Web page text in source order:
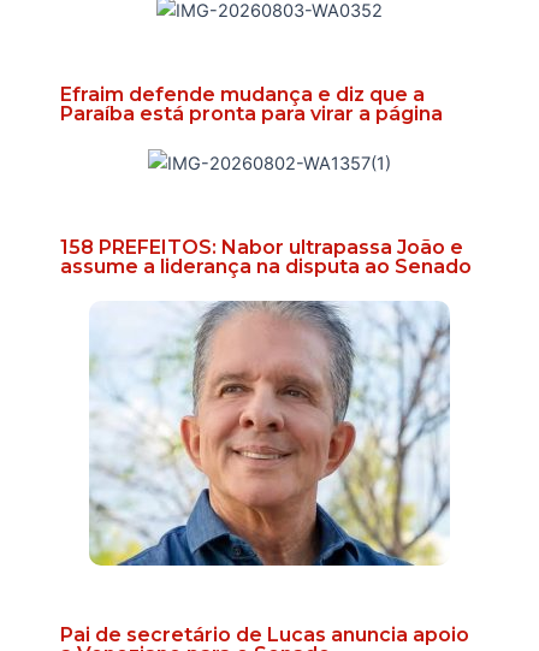
Efraim defende mudança e diz que a
Paraíba está pronta para virar a página
158 PREFEITOS: Nabor ultrapassa João e
assume a liderança na disputa ao Senado
Pai de secretário de Lucas anuncia apoio